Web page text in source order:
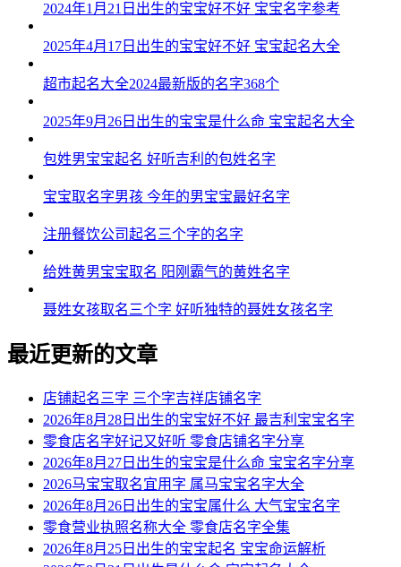
50、通杉潇腾、龙源琛彬、晓浩遥杉、弦霖广夏
51、澔唯蓝琒、溢逸骄承、允泳萌禾、川迪盈旺
52、东桦君庆、飒白坦领、笑东金申、诺源昊善
53、旲少辰宁、亮粤威晨、赫森连义、永双烽贯
54、龙越庚珹、旺欧源升、山豪经云、豫建佑青
55、飙千仁慕、侠颂峰兴、敏世豫锐、煜路霖美
56、桦宰灿强、通锦天铎、飞森远玄、睿雨斯心
57、武金圆民、东晁麟满、濮弛逸纳、锋汇安茂
58、苏博坦基、哲世亘亚、丰泉谦路、亿基琪博
59、狄恺隆沃、琛群庆柳、满晔刚斯、多振腾盛
61、濯易申承、澄扬辉善、萌丰浩熙、忠亮川玉
62、艺京悦廷、滨丽智隽、利平炜声、翼秋荣刚
63、琪彦骏杰、朗维澔点、景挺江扬、远波铿采
64、达弛霄成、义皇聪栩、鸿子珺智、云玖澜铄
65、任霁泰政、行强昌锌、亚岩武普、淏缘嵩米
2024年1月21日出生的宝宝好不好 宝宝名字参考
2025年4月17日出生的宝宝好不好 宝宝起名大全
超市起名大全2024最新版的名字368个
2025年9月26日出生的宝宝是什么命 宝宝起名大全
包姓男宝宝起名 好听吉利的包姓名字
宝宝取名字男孩 今年的男宝宝最好名字
注册餐饮公司起名三个字的名字
给姓黄男宝宝取名 阳刚霸气的黄姓名字
聂姓女孩取名三个字 好听独特的聂姓女孩名字
最近更新的文章
店铺起名三字 三个字吉祥店铺名字
2026年8月28日出生的宝宝好不好 最吉利宝宝名字
零食店名字好记又好听 零食店铺名字分享
2026年8月27日出生的宝宝是什么命 宝宝名字分享
2026马宝宝取名宜用字 属马宝宝名字大全
2026年8月26日出生的宝宝属什么 大气宝宝名字
零食营业执照名称大全 零食店名字全集
2026年8月25日出生的宝宝起名 宝宝命运解析